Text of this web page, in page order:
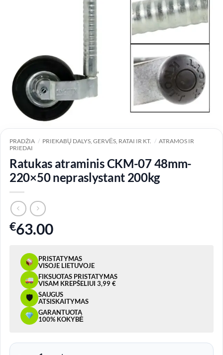
PRADŽIA / PRIEKABŲ DALYS, GERVĖS, RATAI IR KT. / ATRAMOS IR
PRIEDAI
Ratukas atraminis CKM-07 48mm-
220×50 nepraslystant 200kg
€63.00
PRISTATYMAS
VISOJE LIETUVOJE
FIKSUOTAS PRISTATYMAS
VISAM KREPŠELIUI 3,99 €
🛡
SAUGUS
ATSISKAITYMAS
GARANTUOTA
100% KOKYBĖ